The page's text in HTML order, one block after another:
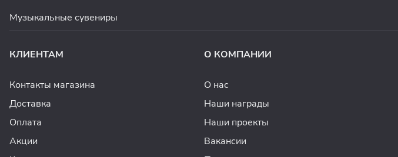
Музыкальные сувениры
КЛИЕНТАМ
Контакты магазина
Доставка
Оплата
Акции
О КОМПАНИИ
О нас
Наши награды
Наши проекты
Вакансии